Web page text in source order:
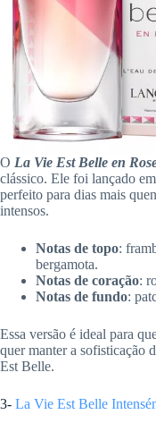
O La Vie Est Belle en
clássico. Ele foi lançado
perfeito para dias mais
intensos.
Notas de topo:
bergamota.
Notas de coração:
Notas de fundo:
Essa versão é ideal para
quer manter a sofisticação
Est Belle.
3- La Vie Est Belle